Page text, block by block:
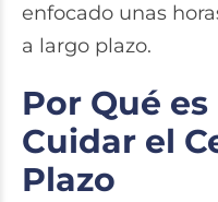
enfocado unas
a largo plazo.
Por Qué
Cuidar el
Plazo